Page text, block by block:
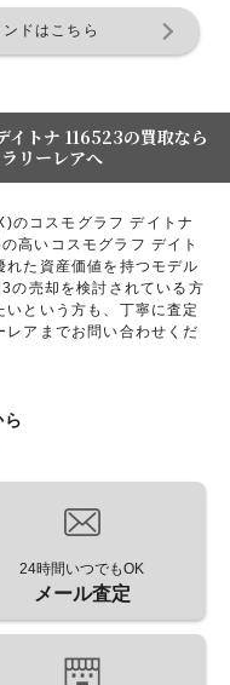
ドはこちら
トナ 116523の買取なら
リーレアへ
のコスモグラフ デイトナ
高いコスモグラフ デイト
た資産価値を持つモデル
の売却を検討されている方
という方も、丁寧に査定
アまでお問い合わせくだ
24時間いつでもOK
メール査定